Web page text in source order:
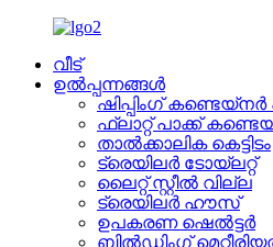
വീട്
ഉൽപ്പന്നങ്ങൾ
ഷിപ്പിംഗ്
ഫ്ലാറ്റ് പാക്ക്
താൽക്കാലിക കെട്ടിടം
ട്രെയിലർ ടോയ്ലറ്റ്
ലൈറ്റ് സ്റ്റീൽ വില്ല
ട്രെയിലർ ഹൗസ്
ഉപകരണ ഷെൽട്ടർ
ബിൽഡിംഗ്